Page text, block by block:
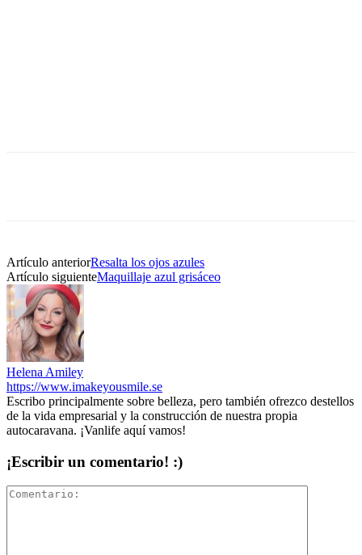
Artículo anteriorResalta los ojos azules
Artículo siguienteMaquillaje azul grisáceo
Helena Amiley
https://www.imakeyousmile.se
Escribo principalmente sobre belleza, pero también ofrezco destellos
de la vida empresarial y la construcción de nuestra propia
autocaravana. ¡Vanlife aquí vamos!
¡Escribir un comentario! :)